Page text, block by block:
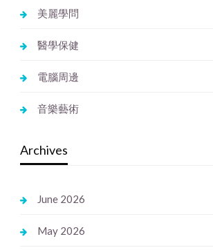
美麗學問
醫學保健
電腦周邊
音樂藝術
Archives
June 2026
May 2026